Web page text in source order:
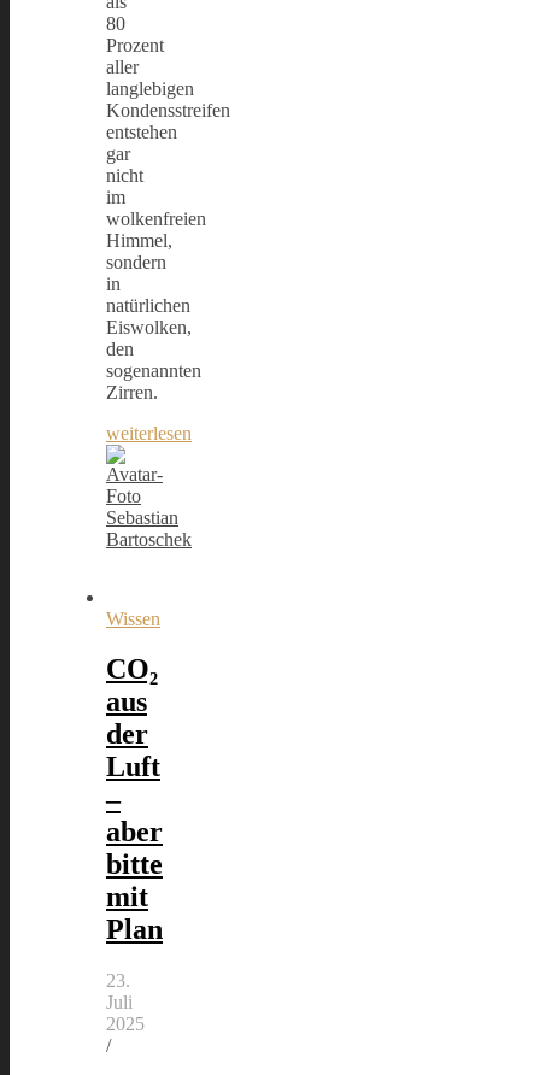
80
Prozent
aller
langlebigen
Kondensstreifen
entstehen
gar
nicht
im
wolkenfreien
Himmel,
sondern
in
natürlichen
Eiswolken,
den
sogenannten
Zirren.
weiterlesen
Sebastian
Bartoschek
Wissen
CO₂
aus
der
Luft
–
aber
bitte
mit
Plan
23.
Juli
2025
/